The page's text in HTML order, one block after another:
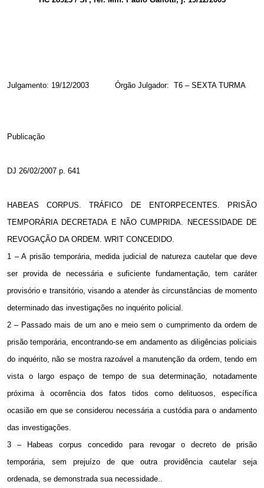
Julgamento: 19/12/2003 Órgão Julgador: T6 – SEXTA TURMA
Publicação
DJ 26/02/2007 p. 641
HABEAS CORPUS. TRÁFICO DE ENTORPECENTES. PRISÃO
TEMPORÁRIA DECRETADA E NÃO CUMPRIDA. NECESSIDADE DE
REVOGAÇÃO DA ORDEM. WRIT CONCEDIDO.
1 – A prisão temporária, medida judicial de natureza cautelar que deve
ser provida de necessária e suficiente fundamentação, tem caráter
provisório e transitório, visando a atender às circunstâncias de momento
determinado das investigações no inquérito policial.
2 – Passado mais de um ano e meio sem o cumprimento da ordem de
prisão temporária, encontrando-se em andamento as diligências policiais
do inquérito, não se mostra razoável a manutenção da ordem, tendo em
vista o largo espaço de tempo de sua determinação, notadamente
próxima à ocorrência dos fatos tidos como delituosos, específica
ocasião em que se considerou necessária a custódia para o andamento
das investigações.
3 – Habeas corpus concedido para revogar o decreto de prisão
temporária, sem prejuízo de que outra providência cautelar seja
ordenada, se demonstrada sua necessidade..